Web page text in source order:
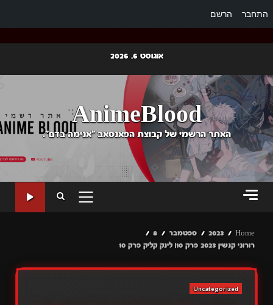
התחבר הרשם
content
אוגוסט 6, 2026
AnimeBlood
האתר הרשמי של קבוצת הפאנסאב "אנימה בדם".
PRIMARY
Home
2023 ספטמבר
8
רורוני קנשין 2023 פרק 10| לינק קליק פרק 10
Uncategorized